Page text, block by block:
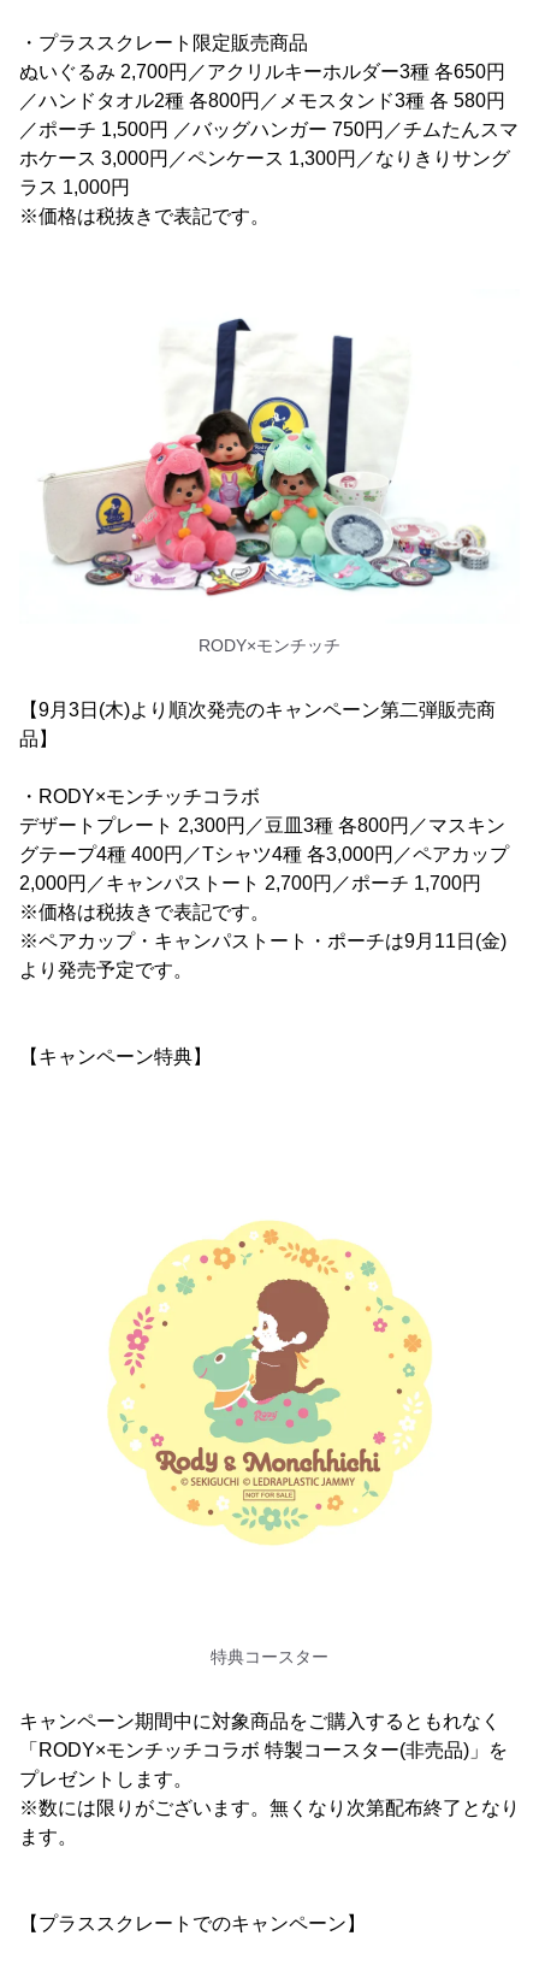
・プラススクレート限定販売商品
ぬいぐるみ 2,700円／アクリルキーホルダー3種 各650円
／ハンドタオル2種 各800円／メモスタンド3種 各 580円
／ポーチ 1,500円 ／バッグハンガー 750円／チムたんスマ
ホケース 3,000円／ペンケース 1,300円／なりきりサング
ラス 1,000円
※価格は税抜きで表記です。
RODY×モンチッチ
【9月3日(木)より順次発売のキャンペーン第二弾販売商
品】
・RODY×モンチッチコラボ
デザートプレート 2,300円／豆皿3種 各800円／マスキン
グテープ4種 400円／Tシャツ4種 各3,000円／ペアカップ
2,000円／キャンパストート 2,700円／ポーチ 1,700円
※価格は税抜きで表記です。
※ペアカップ・キャンパストート・ポーチは9月11日(金)
より発売予定です。
【キャンペーン特典】
特典コースター
キャンペーン期間中に対象商品をご購入するともれなく
「RODY×モンチッチコラボ 特製コースター(非売品)」を
プレゼントします。
※数には限りがございます。無くなり次第配布終了となり
ます。
【プラススクレートでのキャンペーン】